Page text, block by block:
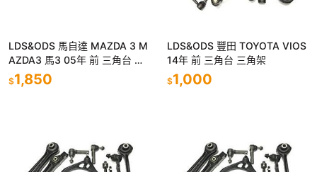
LDS&ODS 馬自達 MAZDA 3 M
AZDA3 馬3 05年 前 三角台 三
角架
$1,850
LDS&ODS 豐田 TOYOTA VIOS
14年 前 三角台 三角架
$1,000